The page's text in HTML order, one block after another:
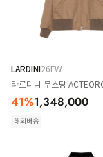
LARDINI26FW
라르디니 무스탕
41%1,348,000
해외배송